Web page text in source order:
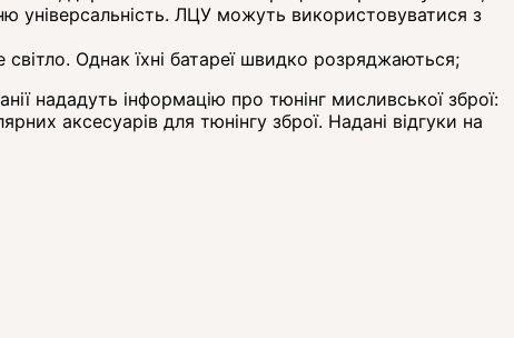
універсальність. ЛЦУ можуть використовуватися з
світло. Однак їхні батареї швидко розряджаються;
нададуть інформацію про тюнінг мисливської зброї:
аксесуарів для тюнінгу зброї. Надані відгуки на